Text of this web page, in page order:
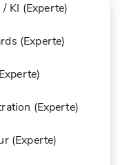
KI (Experte)
(Experte)
(Experte)
(Experte)